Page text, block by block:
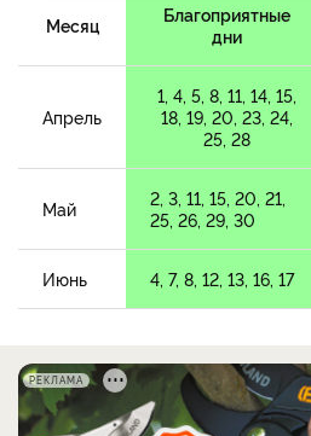
Месяц
Благоприятные
дни
Апрель
1, 4, 5, 8, 11, 14, 15,
18, 19, 20, 23, 24,
25, 28
Май
2, 3, 11, 15, 20, 21,
25, 26, 29, 30
Июнь 4, 7, 8, 12, 13, 16, 17
РЕКЛАМА